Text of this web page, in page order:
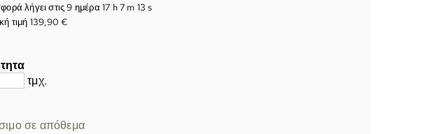
λήγει στις9 ημέρα 17 h 7 m 12 s
τιμή 139,90 €
τμχ.
σε απόθεμα